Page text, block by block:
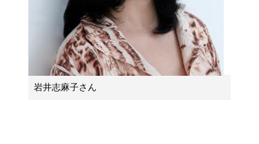
岩井志麻子さん